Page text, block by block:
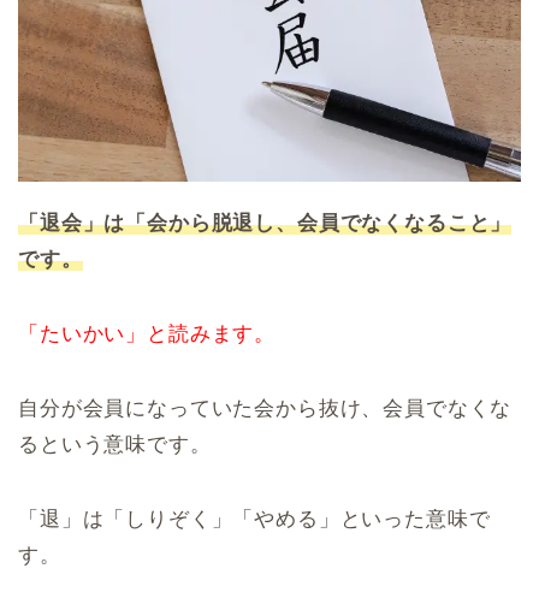
「退会」は「会から脱退し、会員でなくなること」
です。
「たいかい」と読みます。
自分が会員になっていた会から抜け、会員でなくな
るという意味です。
「退」は「しりぞく」「やめる」といった意味で
す。